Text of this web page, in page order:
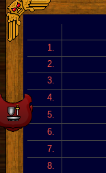
1.
2.
3.
4.
5.
6.
7.
8.